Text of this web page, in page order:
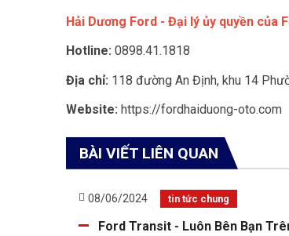
Hải Dương Ford - Đại lý ủy quyền của
Hotline: 0898.41.1818
Địa chỉ: 118 đường An Định, khu 14
Website: https://fordhaiduong-oto.com
BÀI VIẾT LIÊN QUAN
08/06/2024 tin tức chung
Ford Transit - Luôn Bên Bạn